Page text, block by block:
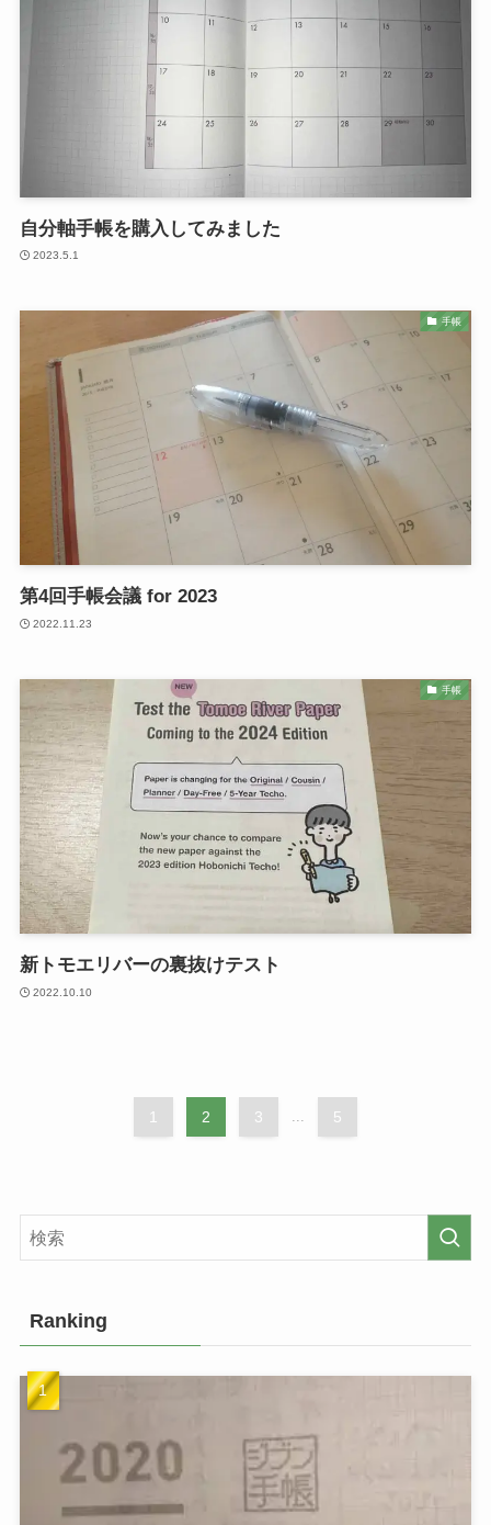
自分軸手帳を購入してみました
2023.5.1
手帳
第4回手帳会議 for 2023
2022.11.23
手帳
新トモエリバーの裏抜けテスト
2022.10.10
1 2 3 ... 5
Ranking